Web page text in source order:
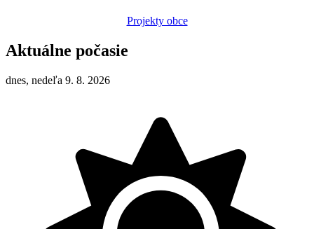
Projekty obce
Aktuálne počasie
dnes, nedeľa 9. 8. 2026